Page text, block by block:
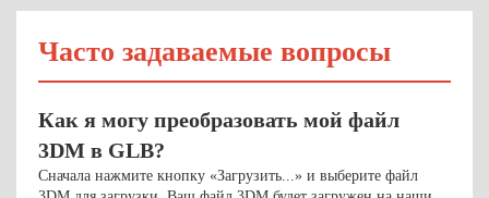
Часто задаваемые вопросы
Как я могу преобразовать мой файл
3DM в GLB?
Сначала нажмите кнопку «Загрузить...» и выберите файл